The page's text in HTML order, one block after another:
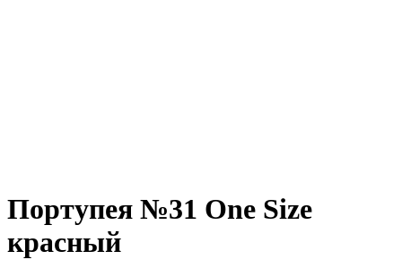
Портупея №31 One Size
красный